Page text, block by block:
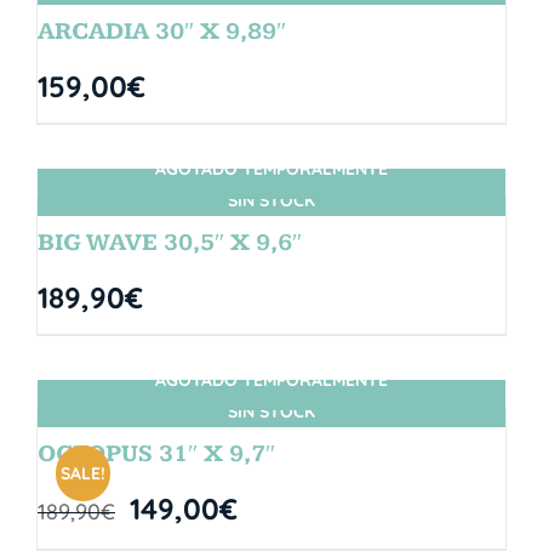
ARCADIA 30″ X 9,89″
159,00€
SIN STOCK
AGOTADO TEMPORALMENTE
BIG WAVE 30,5″ X 9,6″
189,90€
SIN STOCK
SALE!
AGOTADO TEMPORALMENTE
OCTOPUS 31″ X 9,7″
189,90€ 149,00€